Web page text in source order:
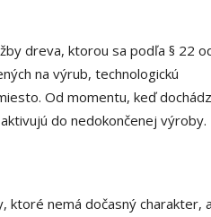
dreva, ktorou sa podľa § 22
na výrub, technologickú
Od momentu, keď
do nedokončenej výroby.
ktoré nemá dočasný charakter, a